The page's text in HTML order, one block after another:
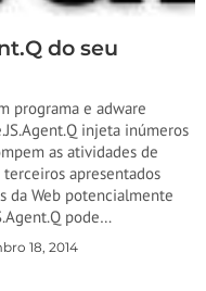
do seu
programa e adware
injeta inúmeros
as atividades de
terceiros apresentados
da Web potencialmente
pode…
18, 2014